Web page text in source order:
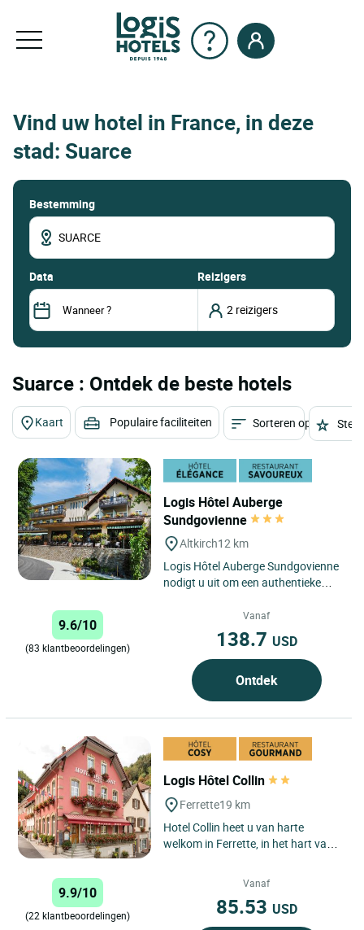
Vind uw hotel in France, in deze
stad: Suarce
Bestemming
data Reizigers
Suarce : Ontdek de beste hotels
Kaart Populaire faciliteiten Sorteren op
Logis Hôtel Auberge
Sundgovienne
Altkirch12 km
Logis Hôtel Auberge Sundgovienne
nodigt u uit om een authentieke
de Sundgau, in het...
9.6/10
(83 klantbeoordelingen)
Vanaf
138.7 USD
Ontdek
Logis Hôtel Collin
Ferrette19 km
Hotel Collin heet u van harte
welkom in Ferrette, in het hart van
authentieke omgeving....
9.9/10
(22 klantbeoordelingen)
Vanaf
85.53 USD